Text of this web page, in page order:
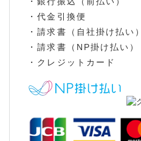
・代金引換便
・請求書（自社掛け払い）
・請求書（NP掛け払い）
・クレジットカード